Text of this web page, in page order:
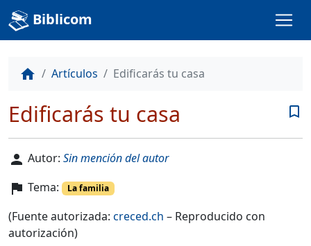
Biblicom
home Artículos Edificarás tu casa
bookmark_border
Edificarás tu casa
person Autor: Sin mención del autor
flag Tema: La familia
(Fuente autorizada: creced.ch – Reproducido con
autorización)